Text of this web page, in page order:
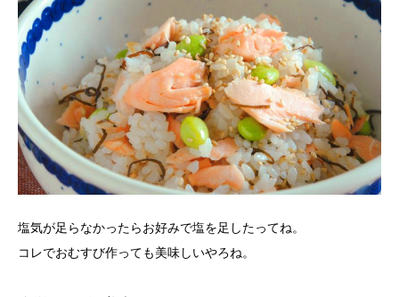
塩気が足らなかったらお好みで塩を足したってね。
コレでおむすび作っても美味しいやろね。